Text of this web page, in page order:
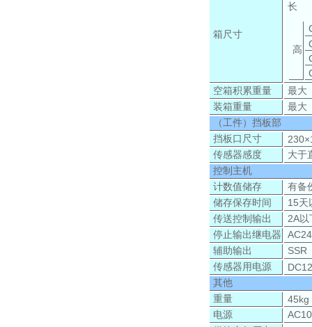
箱尺寸
长
高
空箱积累重量
最
装箱重量
最大
（工件）挡板部
挡板口尺寸
传感器感度
大于
控制主机
计数值储存
有备
储存保存时间
15天
传送控制输出
2A以
停止输出继电器
辅助输出
SSR
传感器用电源
其他
重量
45kg
电源